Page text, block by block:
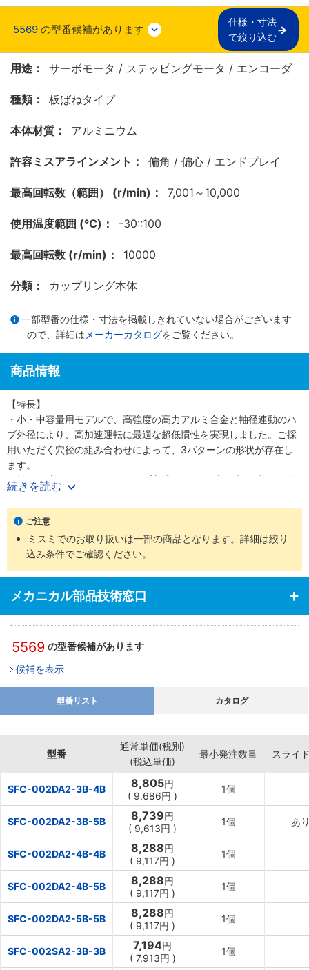
5569 の型番候補があります
仕様・寸法
で絞り込む
用途： サーボモータ / ステッピングモータ / エンコーダ
種類： 板ばねタイプ
本体材質： アルミニウム
許容ミスアラインメント： 偏角 / 偏心 / エンドプレイ
最高回転数（範囲） (r/min)： 7,001～10,000
使用温度範囲 (℃)： -30::100
最高回転数 (r/min)： 10000
分類： カップリング本体
一部型番の仕様・寸法を掲載しきれていない場合がございます
ので、詳細は メーカーカタログをご覧ください。
商品情報
【特長】
・小・中容量用モデルで、高強度の高力アルミ合金と軸径連動のハ
ブ外径により、高加速運転に最適な超低慣性を実現しました。ご採
用いただく穴径の組み合わせによって、3パターンの形状が存在し
ます。
・軸への締結はシングルクランプ方式。クランプハブは衝撃・振動
に強く、確実な締結が可能なうえ、組み付け時間を大幅に短縮でき
ます。専用治具で心出しを行っているため、極めて高い同心度を確
保しています。
・テーパ軸、全長指定、キー溝加工など、豊富なオプションをご用
意しました。オプション同士の組み合わせも可能ですので、ご要望
の仕様をお届けします。
・NC 旋盤／マシニングセンタ／チップマウンタ／アクチュエータ
／スカラロボット／半導体製造装置
続きを読む
ご注意
ミスミでのお取り扱いは一部の商品となります。詳細は絞り
込み条件でご確認ください。
メカニカル部品技術窓口
5569 の型番候補があります
候補を表示
型番リスト カタログ
型番
通常単価(税別)
(税込単価)
最小発注数量 スライ
SFC-002DA2-3B-4B 8,805円
( 9,686円 )
1個
SFC-002DA2-3B-5B 8,739円
( 9,613円 )
1個 あ
SFC-002DA2-4B-4B 8,288円
( 9,117円 )
1個
SFC-002DA2-4B-5B 8,288円
( 9,117円 )
1個
SFC-002DA2-5B-5B 8,288円
( 9,117円 )
1個
SFC-002SA2-3B-3B 7,194円
( 7,913円 )
1個